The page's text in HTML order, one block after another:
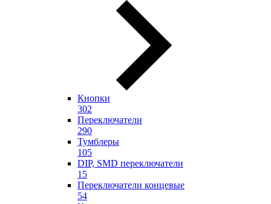
Кнопки
302
Переключатели
290
Тумблеры
105
DIP, SMD переключатели
15
Переключатели концевые
54